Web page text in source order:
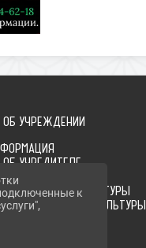
ОБ УЧРЕЖДЕНИИ
УЧРЕДИТЕЛЕ
ДОКУМЕНТЫ
ОРГАНИЗАЦИИ КУЛЬТУРЫ
ОРГАНИЗАЦИИ КУЛЬТУРЫ
к